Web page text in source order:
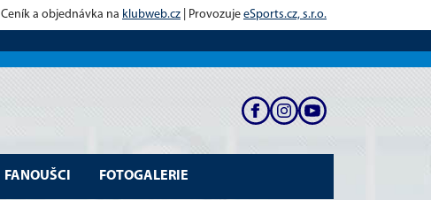
Ceník a objednávka na klubweb.cz | Provozuje eSports.cz, s.r.o.
FANOUŠCI FOTOGALERIE